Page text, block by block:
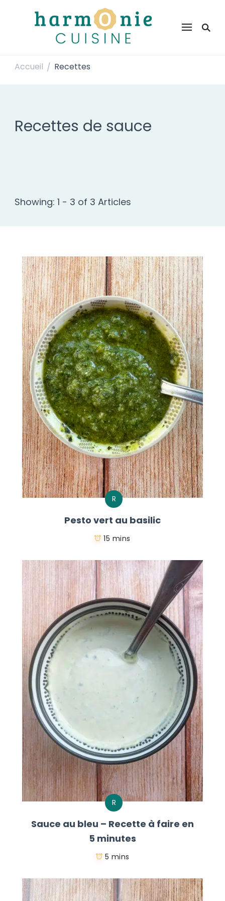
Harmonie Cuisine
Accueil / Recettes
Recettes de sauce
Showing: 1 - 3 of 3 Articles
R
Pesto vert au basilic
15 mins
R
Sauce au bleu – Recette à faire en
5 minutes
5 mins